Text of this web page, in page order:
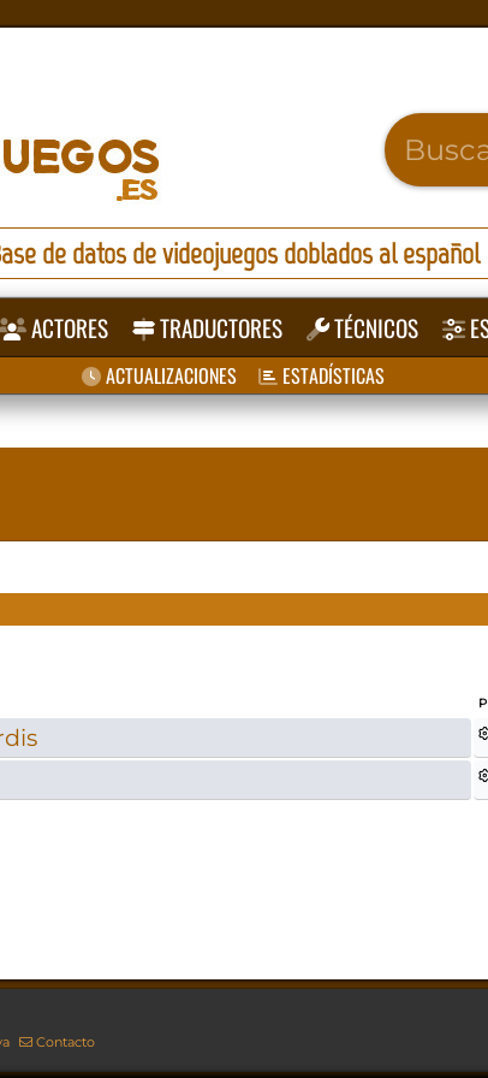
de datos de videojuegos doblados al español
ACTORES TRADUCTORES TÉCNICOS
ACTUALIZACIONES ESTADÍSTICAS
Contacto